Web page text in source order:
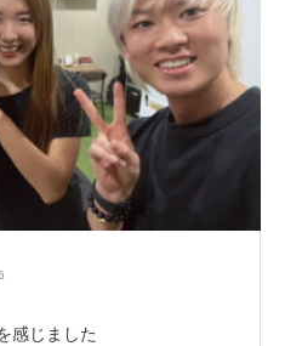
感じました